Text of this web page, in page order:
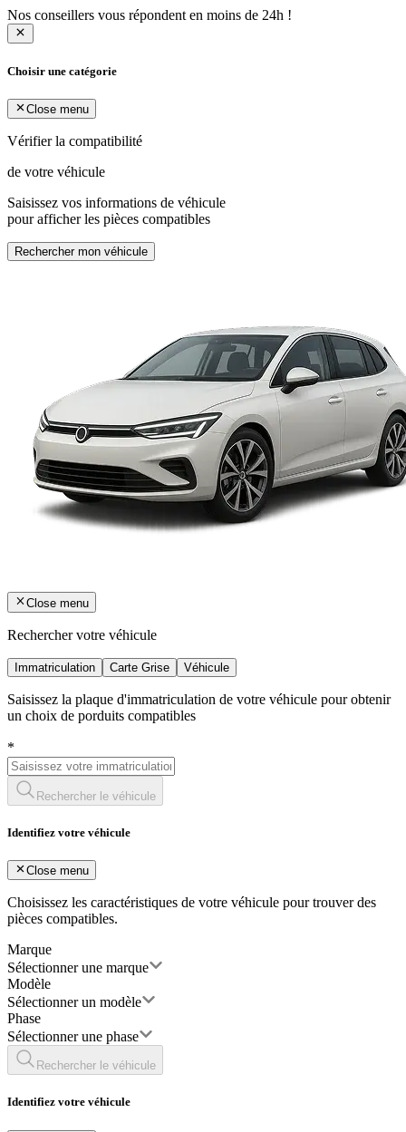
Nos conseillers vous répondent en moins de 24h !
Choisir une catégorie
Close menu
Vérifier la compatibilité
de votre véhicule
Saisissez vos informations de véhicule
pour afficher les pièces compatibles
Rechercher mon véhicule
Close menu
Rechercher votre véhicule
Immatriculation Carte Grise Véhicule
Saisissez la plaque d'immatriculation de votre véhicule pour obtenir
un choix de porduits compatibles
*
Rechercher le véhicule
Identifiez votre véhicule
Close menu
Choisissez les caractéristiques de votre véhicule pour trouver des
pièces compatibles.
Marque
Sélectionner une marque
Modèle
Sélectionner un modèle
Phase
Sélectionner une phase
Rechercher le véhicule
Identifiez votre véhicule